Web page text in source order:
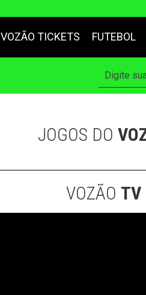
VOZÃO TICKETS FUTEBOL
JOGOS DO
VOZÃO TV